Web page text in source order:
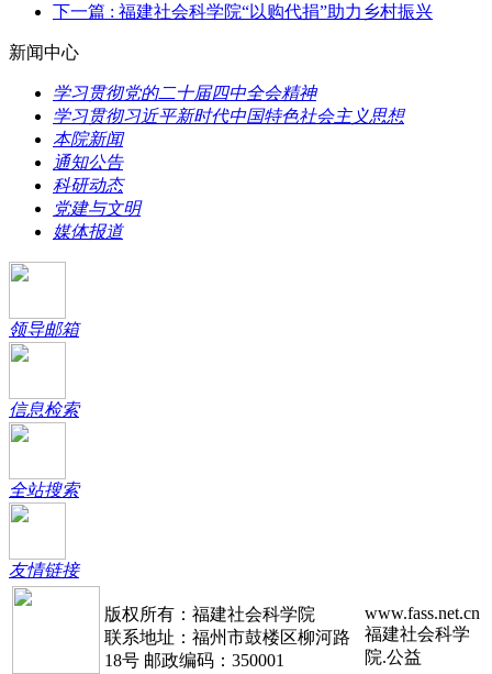
下一篇 : 福建社会科学院“以购代捐”助力乡村振兴
新闻中心
学习贯彻党的二十届四中全会精神
学习贯彻习近平新时代中国特色社会主义思想
本院新闻
通知公告
科研动态
党建与文明
媒体报道
领导邮箱
信息检索
全站搜索
友情链接
版权所有：福建社会科学院
联系地址：福州市鼓楼区柳河路
18号 邮政编码：350001
www.fass.net.cn
福建社会科学
院.公益